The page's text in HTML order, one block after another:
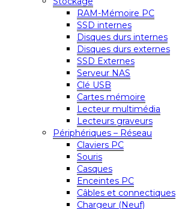
RAM-Mémoire PC
SSD internes
Disques durs internes
Disques durs externes
SSD Externes
Serveur NAS
Clé USB
Cartes mémoire
Lecteur multimédia
Lecteurs graveurs
Périphériques – Réseau
Claviers PC
Souris
Casques
Enceintes PC
Câbles et connectiques
Chargeur (Neuf)